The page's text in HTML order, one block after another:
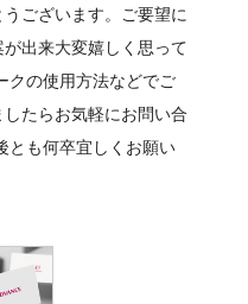
ございます。ご要望に
出来大変嬉しく思って
クの使用方法などでご
たらお気軽にお問い合
とも何卒宜しくお願い